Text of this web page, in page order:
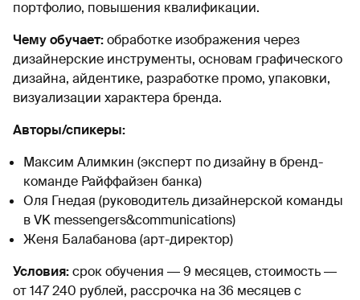
портфолио, повышения квалификации.
Чему обучает:обработке изображения через
дизайнерские инструменты, основам графического
дизайна, айдентике, разработке промо, упаковки,
визуализации характера бренда.
Авторы/спикеры:
Максим Алимкин (эксперт по дизайну в бренд-
команде Райффайзен банка)
Оля Гнедая (руководитель дизайнерской команды
в VK messengers&communications)
Женя Балабанова (арт-директор)
Условия:срок обучения ― 9 месяцев, стоимость ―
от 147 240 рублей, рассрочка на 36 месяцев с